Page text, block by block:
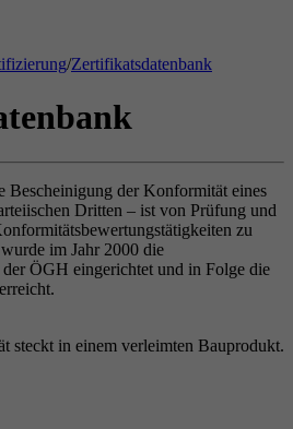
/Zertifikatsdatenbank
Bescheinigung der Konformität eines
Dritten – ist von Prüfung und
zu
im Jahr 2000 die
ÖGH eingerichtet und in Folge die